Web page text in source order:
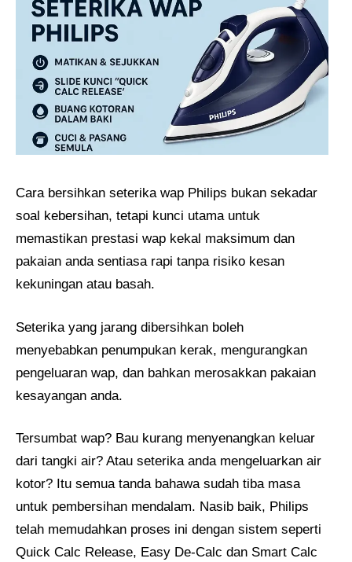
Cara bersihkan seterika wap Philips bukan sekadar
soal kebersihan, tetapi kunci utama untuk
memastikan prestasi wap kekal maksimum dan
pakaian anda sentiasa rapi tanpa risiko kesan
kekuningan atau basah.
Seterika yang jarang dibersihkan boleh
menyebabkan penumpukan kerak, mengurangkan
pengeluaran wap, dan bahkan merosakkan pakaian
kesayangan anda.
Tersumbat wap? Bau kurang menyenangkan keluar
dari tangki air? Atau seterika anda mengeluarkan air
kotor? Itu semua tanda bahawa sudah tiba masa
untuk pembersihan mendalam. Nasib baik, Philips
telah memudahkan proses ini dengan sistem seperti
Quick Calc Release, Easy De-Calc dan Smart Calc